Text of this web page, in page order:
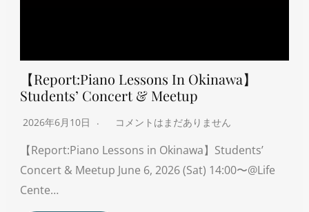
【Report:Piano Lessons In Okinawa】
Students’ Concert & Meetup
2026年6月10日 コメントはまだありません
【Report:Piano Lessons in Okinawa】Students’
Concert & Meetup June 6, 2026 (Sat) 14:00〜@Life
Cente…